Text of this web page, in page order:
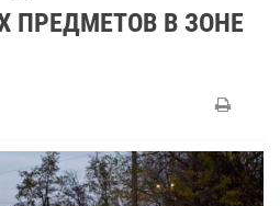
ПРЕДМЕТОВ В ЗОНЕ